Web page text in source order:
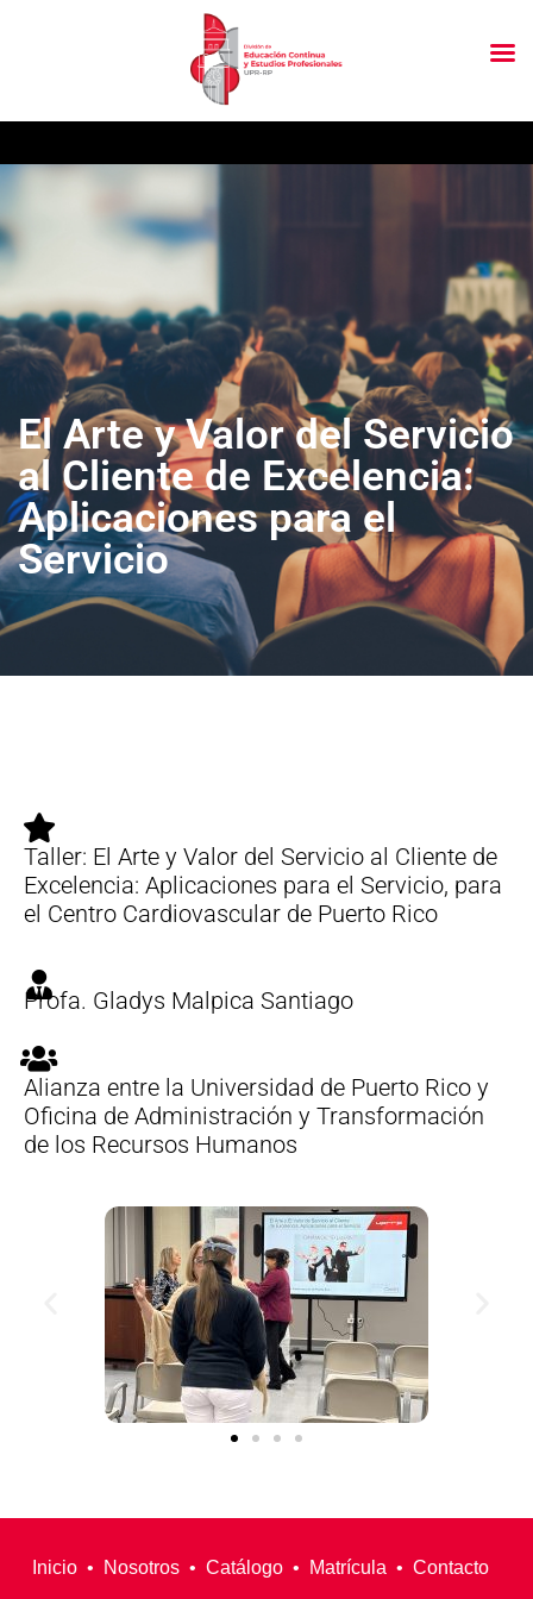
El Arte y Valor del Servicio
al Cliente de Excelencia:
Aplicaciones para el
Servicio
Taller: El Arte y Valor del Servicio al Cliente de
Excelencia: Aplicaciones para el Servicio, para
el Centro Cardiovascular de Puerto Rico
Profa. Gladys Malpica Santiago
Alianza entre la Universidad de Puerto Rico y
Oficina de Administración y Transformación
de los Recursos Humanos
Inicio • Nosotros • Catálogo • Matrícula • Contacto